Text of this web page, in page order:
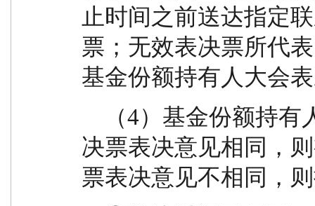
止时间之前送达指定
票；无效表决票所代
基金份额持有人大会
决票表决意见相同，
票表决意见不相同，